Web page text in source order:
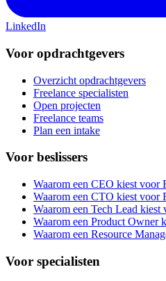
LinkedIn
Voor opdrachtgevers
Overzicht opdrachtgevers
Freelance specialisten
Open projecten
Freelance teams
Plan een intake
Voor beslissers
Waarom een CEO kiest voor
Waarom een CTO kiest voor
Waarom een Tech Lead kiest
Waarom een Product Owner
Waarom een Resource
Voor specialisten